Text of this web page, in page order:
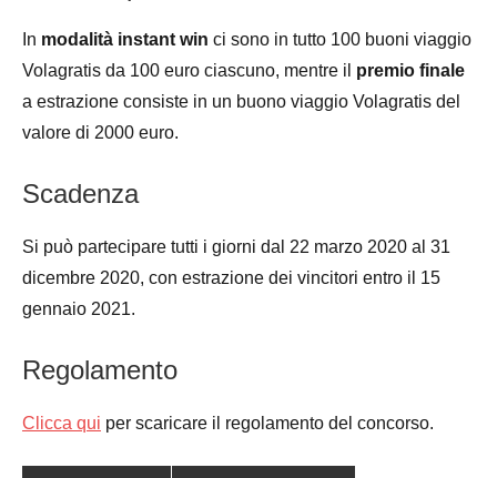
In modalità instant win ci sono in tutto 100 buoni viaggio
Volagratis da 100 euro ciascuno, mentre il premio finale
a estrazione consiste in un buono viaggio Volagratis del
valore di 2000 euro.
Scadenza
Si può partecipare tutti i giorni dal 22 marzo 2020 al 31
dicembre 2020, con estrazione dei vincitori entro il 15
gennaio 2021.
Regolamento
Clicca qui per scaricare il regolamento del concorso.